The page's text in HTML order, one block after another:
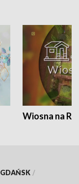
Wiosna na
GDAŃSK /